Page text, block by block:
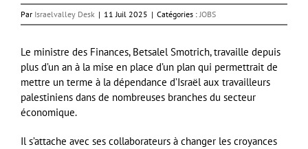
Par Israelvalley Desk | 11 Juil 2025 | Catégories :JOBS
Le ministre des Finances, Betsalel Smotrich, travaille depuis
plus d’un an à la mise en place d’un plan qui permettrait de
mettre un terme à la dépendance d’Israël aux travailleurs
palestiniens dans de nombreuses branches du secteur
économique.
Il s’attache avec ses collaborateurs à changer les croyances